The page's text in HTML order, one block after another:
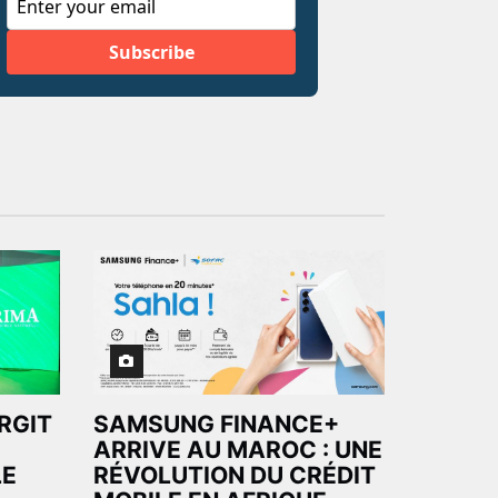
SAMSUNG FINANCE+
ARRIVE AU MAROC : UNE
RÉVOLUTION DU CRÉDIT